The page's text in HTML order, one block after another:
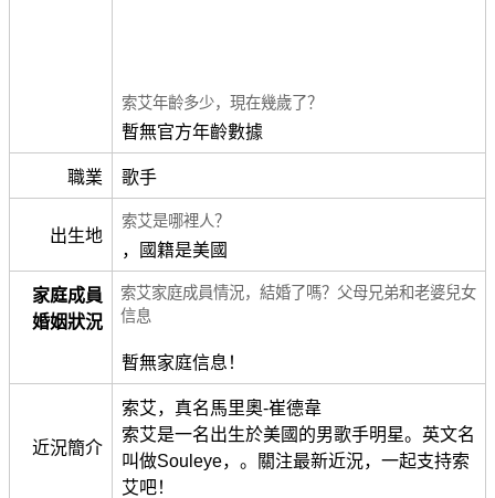
索艾年齡多少，現在幾歲了？
暫無官方年齡數據
職業 歌手
出生地
索艾是哪裡人？
，國籍是美國
家庭成員
婚姻狀況
索艾家庭成員情況，結婚了嗎？父母兄弟和老婆兒女
信息
暫無家庭信息！
近況簡介
索艾，真名馬里奧-崔德韋
索艾是一名出生於美國的男歌手明星。英文名
叫做Souleye，。關注最新近況，一起支持索
艾吧！